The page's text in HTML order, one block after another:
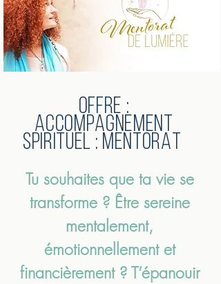
Offre :
Accompagnement
SPIRITUEL : MENTORAT
Tu souhaites que ta vie se
transforme ? Être sereine
mentalement,
émotionnellement et
financièrement ? T’épanouir